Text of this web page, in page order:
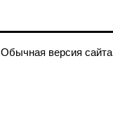
Обычная версия сайта